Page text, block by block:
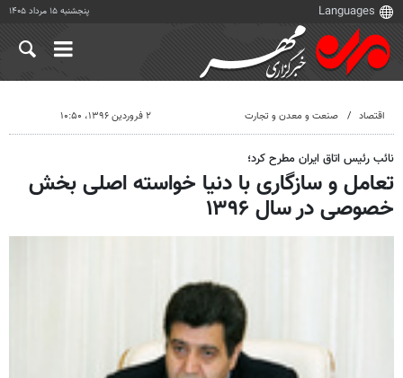
پنجشنبه ۱۵ مرداد ۱۴۰۵
اقتصاد صنعت و معدن و تجارت ۲ فروردین ۱۳۹۶، ۱۰:۵۰
نائب رئیس اتاق ایران مطرح کرد؛
تعامل و سازگاری با دنیا خواسته اصلی بخش
خصوصی در سال ۱۳۹۶